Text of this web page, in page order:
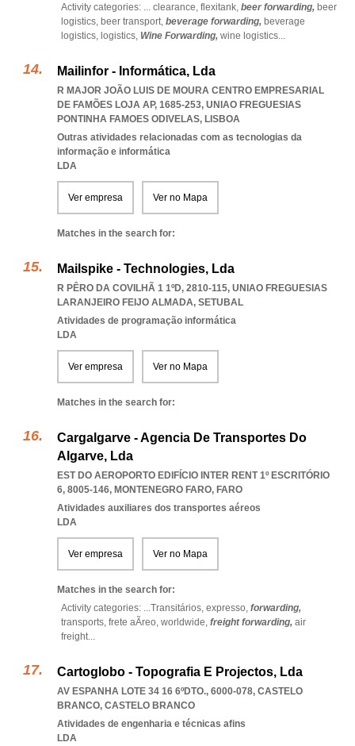
Activity categories: ... clearance, flexitank, beer forwarding, beer
logistics, beer transport, beverage forwarding, beverage
logistics, logistics, Wine Forwarding, wine logistics...
Mailinfor - Informática, Lda
R MAJOR JOÃO LUIS DE MOURA CENTRO EMPRESARIAL
DE FAMÕES LOJA AP, 1685-253, UNIAO FREGUESIAS
PONTINHA FAMOES ODIVELAS, LISBOA
Outras atividades relacionadas com as tecnologias da
informação e informática
LDA
Ver empresa Ver no Mapa
Matches in the search for:
Mailspike - Technologies, Lda
R PÊRO DA COVILHÃ 1 1ºD, 2810-115, UNIAO FREGUESIAS
LARANJEIRO FEIJO ALMADA, SETUBAL
Atividades de programação informática
LDA
Ver empresa Ver no Mapa
Matches in the search for:
Cargalgarve - Agencia De Transportes Do
Algarve, Lda
EST DO AEROPORTO EDIFÍCIO INTER RENT 1º ESCRITÓRIO
6, 8005-146, MONTENEGRO FARO, FARO
Atividades auxiliares dos transportes aéreos
LDA
Ver empresa Ver no Mapa
Matches in the search for:
Activity categories: ...Transitários, expresso, forwarding,
transports, frete aÃreo, worldwide, freight forwarding, air
freight...
Cartoglobo - Topografia E Projectos, Lda
AV ESPANHA LOTE 34 16 6ºDTO., 6000-078, CASTELO
BRANCO, CASTELO BRANCO
Atividades de engenharia e técnicas afins
LDA